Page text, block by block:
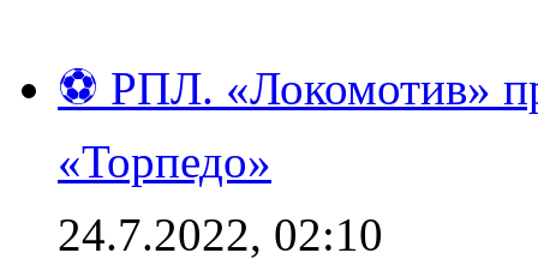
⚽ РПЛ. «Локомотив»
«Торпедо»
24.7.2022, 02:10